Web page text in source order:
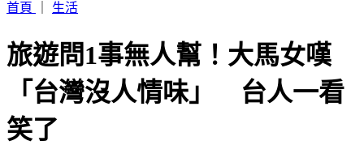
首頁
生活
旅遊問1事無人幫！大馬女嘆
「台灣沒人情味」 台人一看
笑了